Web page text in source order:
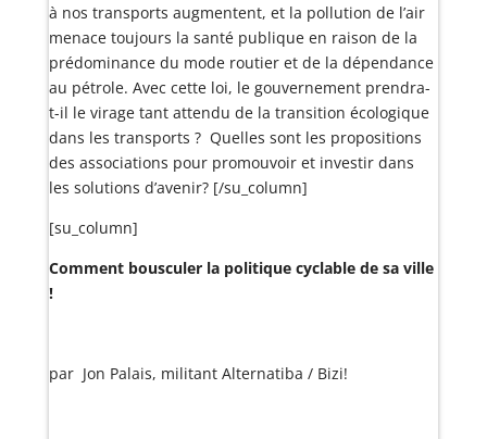
à nos transports augmentent, et la pollution de l’air
menace toujours la santé publique en raison de la
prédominance du mode routier et de la dépendance
au pétrole. Avec cette loi, le gouvernement prendra-
t-il le virage tant attendu de la transition écologique
dans les transports ? Quelles sont les propositions
des associations pour promouvoir et investir dans
les solutions d’avenir? [/su_column]
[su_column]
Comment bousculer la politique cyclable de sa ville
!
par Jon Palais, militant Alternatiba / Bizi!